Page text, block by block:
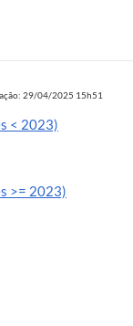
29/04/2025 15h51
< 2023)
>= 2023)